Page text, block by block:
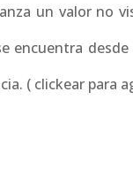
un valor no
encuentra
( clickear para